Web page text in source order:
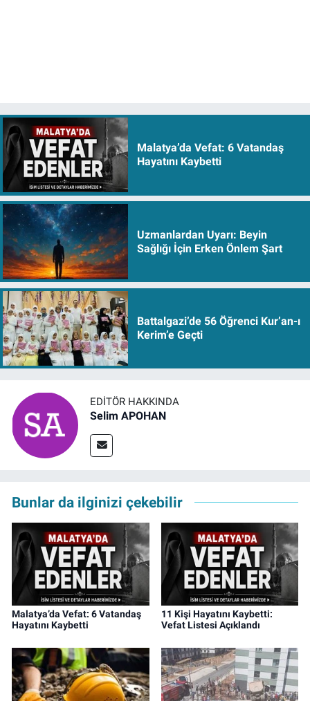
Malatya’da Vefat: 6 Vatandaş
Hayatını Kaybetti
Uzmanlardan Uyarı: Beyin
Sağlığı İçin Erken Önlem Şart
Battalgazi’de 56 Öğrenci Kur’an-ı
Kerim’e Geçti
EDITÖR HAKKINDA
Selim APOHAN
Bunlar da ilginizi çekebilir
Malatya’da Vefat: 6 Vatandaş
Hayatını Kaybetti
11 Kişi Hayatını Kaybetti:
Vefat Listesi Açıklandı